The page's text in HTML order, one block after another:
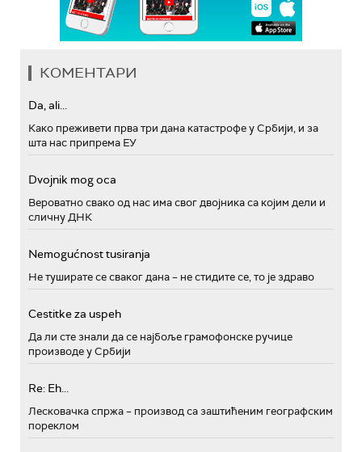
КОМЕНТАРИ
Da, ali...
Како преживети прва три дана катастрофе у Србији, и за
шта нас припрема ЕУ
Dvojnik mog oca
Вероватно свако од нас има свог двојника са којим дели и
сличну ДНК
Nemogućnost tusiranja
Не туширате се сваког дана – не стидите се, то је здраво
Cestitke za uspeh
Да ли сте знали да се најбоље грамофонске ручице
производе у Србији
Re: Eh...
Лесковачка спржа – производ са заштићеним географским
пореклом